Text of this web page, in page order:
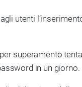
utenti
superamento
in un giorno.